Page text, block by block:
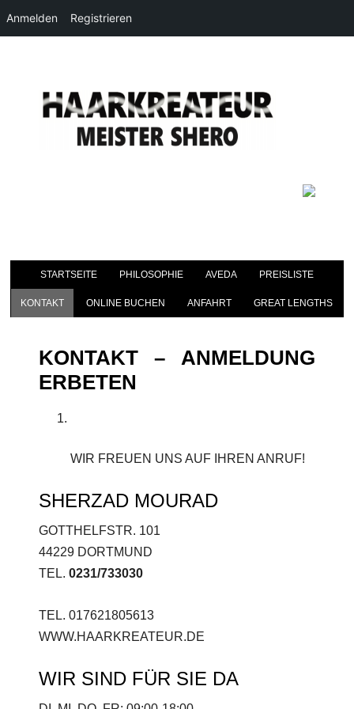
Anmelden Registrieren
STARTSEITE PHILOSOPHIE AVEDA PREISLISTE
KONTAKT ONLINE BUCHEN ANFAHRT GREAT LENGTHS
KONTAKT – ANMELDUNG
ERBETEN
WIR FREUEN UNS AUF IHREN ANRUF!
SHERZAD MOURAD
GOTTHELFSTR. 101
44229 DORTMUND
TEL.0231/733030
TEL. 017621805613
WWW.HAARKREATEUR.DE
WIR SIND FÜR SIE DA